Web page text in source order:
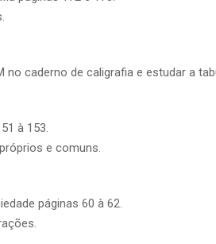
no caderno de caligrafia e estudar a
à 153.
e comuns.
páginas 60 à 62.